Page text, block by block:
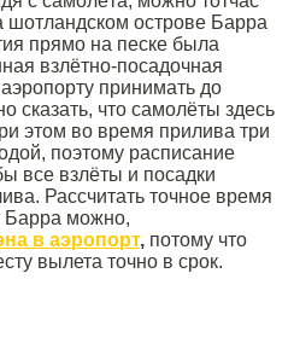
шотландском острове Барра
прямо на песке была
взлётно-посадочная
принимать до
сказать, что самолёты здесь
этом во время прилива три
поэтому расписание
все взлёты и посадки
Рассчитать точное время
Барра можно,
в аэропорт, потому что
вылета точно в срок.